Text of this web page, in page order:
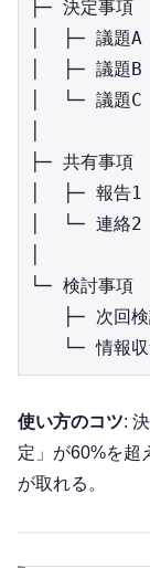
├─ 決定事項
│  ├─ 議題A
│  ├─ 議題B
│  └─ 議題C
├─ 共有事項
│  ├─ 報告1
│  └─ 連絡2
└─ 検討事項
├─ 次回
使い方のコツ:
定」が60%を超
が取れる。